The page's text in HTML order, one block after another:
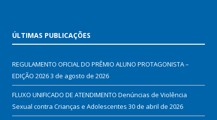
ÚLTIMAS PUBLICAÇÕES
REGULAMENTO OFICIAL DO PRÊMIO ALUNO PROTAGONISTA –
EDIÇÃO 20263 de agosto de 2026
FLUXO UNIFICADO DE ATENDIMENTO Denúncias de Violência
Sexual contra Crianças e Adolescentes 30 de abril de 2026